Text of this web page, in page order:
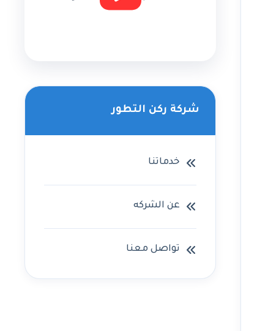
شركة ركن التطور
خدماتنا
عن الشركه
تواصل معنا